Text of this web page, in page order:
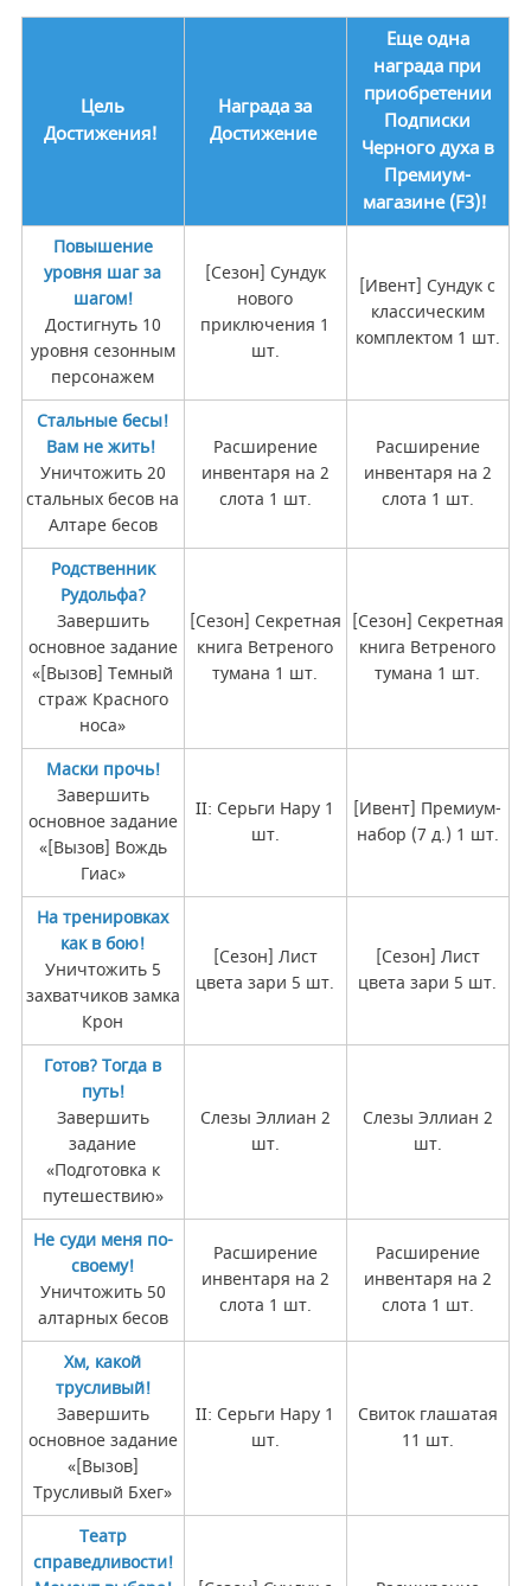
Цель
Достижения!
Награда за
Достижение
Еще одна
награда при
приобретении
Подписки
Черного духа в
Премиум-
магазине (F3)!
Повышение
уровня шаг за
шагом!
Достигнуть 10
уровня сезонным
персонажем
[Сезон] Сундук
нового
приключения 1
шт.
[Ивент] Сундук с
классическим
комплектом 1 шт.
Стальные бесы!
Вам не жить!
Уничтожить 20
стальных бесов на
Алтаре бесов
Расширение
инвентаря на 2
слота 1 шт.
Расширение
инвентаря на 2
слота 1 шт.
Родственник
Рудольфа?
Завершить
основное задание
«[Вызов] Темный
страж Красного
носа»
[Сезон] Секретная
книга Ветреного
тумана 1 шт.
[Сезон] Секретная
книга Ветреного
тумана 1 шт.
Маски прочь!
Завершить
основное задание
«[Вызов] Вождь
Гиас»
II: Серьги Нару 1
шт.
[Ивент] Премиум-
набор (7 д.) 1 шт.
На тренировках
как в бою!
Уничтожить 5
захватчиков замка
Крон
[Сезон] Лист
цвета зари 5 шт.
[Сезон] Лист
цвета зари 5 шт.
Готов? Тогда в
путь!
Завершить
задание
«Подготовка к
путешествию»
Слезы Эллиан 2
шт.
Слезы Эллиан 2
шт.
Не суди меня по-
своему!
Уничтожить 50
алтарных бесов
Расширение
инвентаря на 2
слота 1 шт.
Расширение
инвентаря на 2
слота 1 шт.
Хм, какой
трусливый!
Завершить
основное задание
«[Вызов]
Трусливый Бхег»
II: Серьги Нару 1
шт.
Свиток глашатая
11 шт.
Театр
справедливости!